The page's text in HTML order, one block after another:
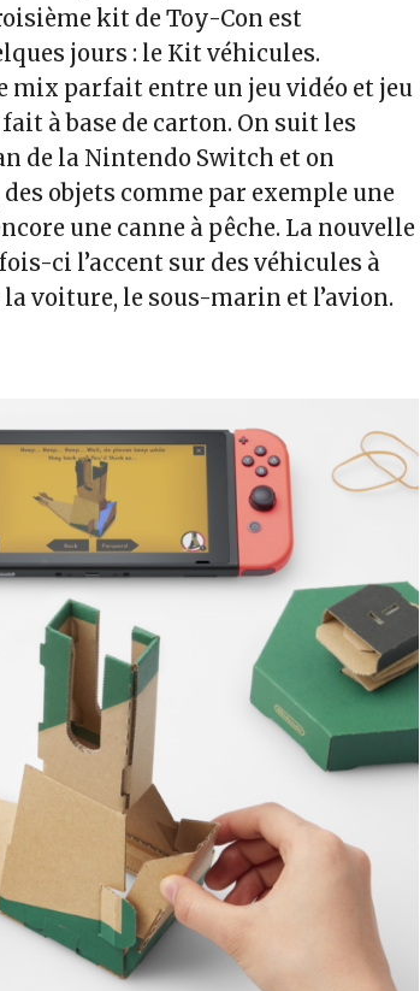
kit de Toy-Con est
jours : le Kit véhicules.
mix parfait entre un jeu vidéo et jeu
à base de carton. On suit les
de la Nintendo Switch et on
objets comme par exemple une
une canne à pêche. La nouvelle
ci l’accent sur des véhicules à
voiture, le sous-marin et l’avion.